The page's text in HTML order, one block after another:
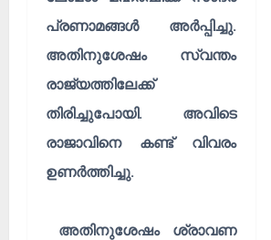
പ്രണാമങ്ങൾ അർപ്പിച്ചു.
അതിനുശേഷം സ്വന്തം
രാജ്യത്തിലേക്ക്
തിരിച്ചുപോയി. അവിടെ
രാജാവിനെ കണ്ട് വിവരം
ഉണർത്തിച്ചു.
അതിനുശേഷം ശ്രാവണ